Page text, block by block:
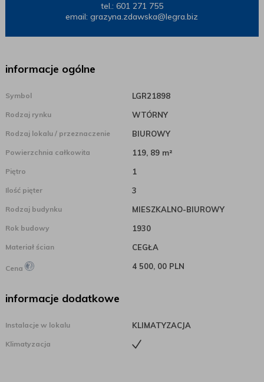
tel.: 601 271 755
email:grazyna.zdawska@legra.biz
informacje ogólne
Symbol LGR21898
Rodzaj rynku WTÓRNY
Rodzaj lokalu / przeznaczenie BIUROWY
Powierzchnia całkowita 119, 89 m²
Piętro 1
Ilość pięter 3
Rodzaj budynku MIESZKALNO-BIUROWY
Rok budowy 1930
Materiał ścian CEGŁA
Cena 4 500, 00 PLN
informacje dodatkowe
Instalacje w lokalu KLIMATYZACJA
Klimatyzacja